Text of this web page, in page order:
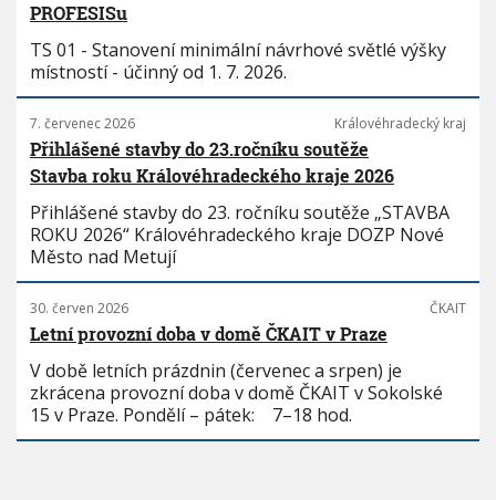
PROFESISu
TS 01 - Stanovení minimální návrhové světlé výšky
místností - účinný od 1. 7. 2026.
7. červenec 2026 Královéhradecký kraj
Přihlášené stavby do 23.ročníku soutěže
Stavba roku Královéhradeckého kraje 2026
Přihlášené stavby do 23. ročníku soutěže „STAVBA
ROKU 2026“ Královéhradeckého kraje DOZP Nové
Město nad Metují
30. červen 2026 ČKAIT
Letní provozní doba v domě ČKAIT v Praze
V době letních prázdnin (červenec a srpen) je
zkrácena provozní doba v domě ČKAIT v Sokolské
15 v Praze. Pondělí – pátek: 7–18 hod.